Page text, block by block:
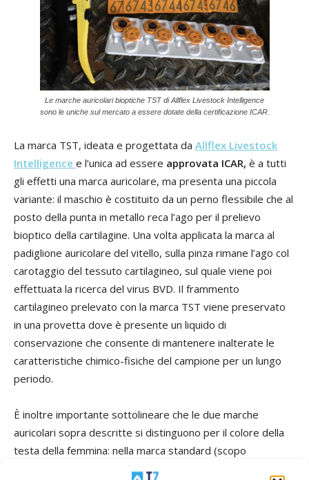
Le marche auricolari bioptiche TST di Allflex Livestock Intelligence
sono le uniche sul mercato a essere dotate della certificazione ICAR.
La marca TST, ideata e progettata da Allflex Livestock
Intelligence e l’unica ad essere approvata ICAR, è a tutti
gli effetti una marca auricolare, ma presenta una piccola
variante: il maschio è costituito da un perno flessibile che al
posto della punta in metallo reca l’ago per il prelievo
bioptico della cartilagine. Una volta applicata la marca al
padiglione auricolare del vitello, sulla pinza rimane l’ago col
carotaggio del tessuto cartilagineo, sul quale viene poi
effettuata la ricerca del virus BVD. Il frammento
cartilagineo prelevato con la marca TST viene preservato
in una provetta dove è presente un liquido di
conservazione che consente di mantenere inalterate le
caratteristiche chimico-fisiche del campione per un lungo
periodo.
È inoltre importante sottolineare che le due marche
auricolari sopra descritte si distinguono per il colore della
testa della femmina: nella marca standard (scopo
identificativo) è di colore nero, mentre in quella TST è di